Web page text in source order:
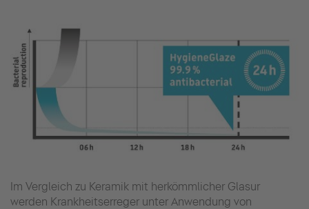
Im Vergleich zu Keramik mit herkömmlicher Glasur
werden Krankheitserreger unter Anwendung von